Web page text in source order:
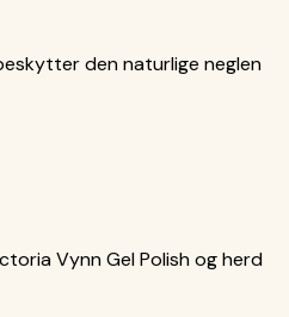
den naturlige neglen
Vynn Gel Polish og herd